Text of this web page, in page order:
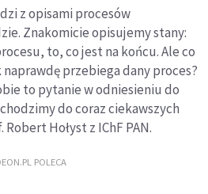
z opisami procesów
Znakomicie opisujemy stany:
to, co jest na końcu. Ale co
przebiega dany proces?
to pytanie w odniesieniu do
do coraz ciekawszych
Hołyst z IChF PAN.
POLECA